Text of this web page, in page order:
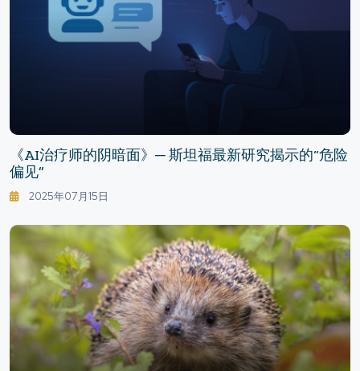
《AI治疗师的阴暗面》─ 斯坦福最新研究揭示的“危险
偏见”
2025年07月15日